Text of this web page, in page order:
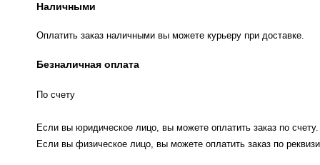
Наличными
Оплатить заказ наличными вы можете курьеру при доставке.
Безналичная оплата
По счету
Если вы юридическое лицо, вы можете оплатить заказ по счету.
Если вы физическое лицо, вы можете оплатить заказ по